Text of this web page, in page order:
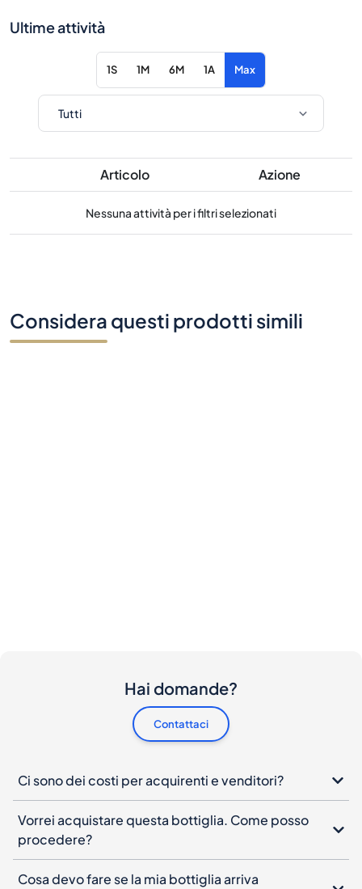
Ultime attività
1S 1M 6M 1A Max
Articolo Azione
Nessuna attività per i filtri selezionati
Considera questi prodotti simili
Hai domande?
Contattaci
Ci sono dei costi per acquirenti e venditori?
Vorrei acquistare questa bottiglia. Come posso
procedere?
Cosa devo fare se la mia bottiglia arriva